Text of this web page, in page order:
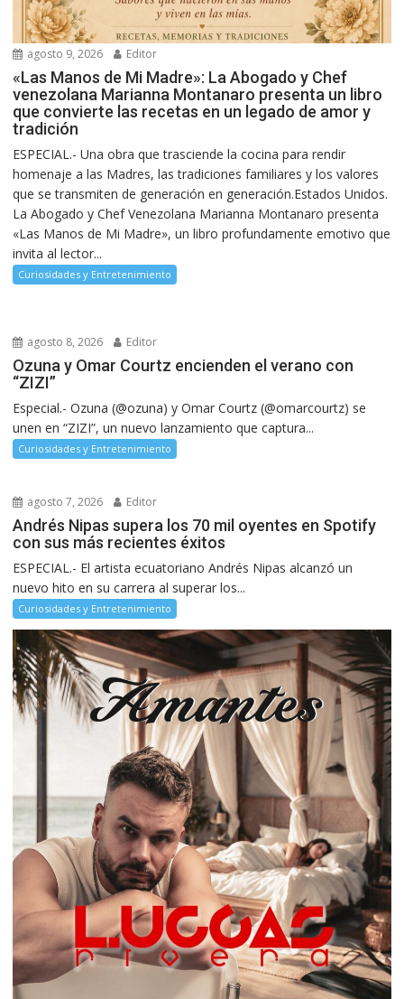
agosto 9, 2026 Editor
«Las Manos de Mi Madre»: La Abogado y Chef
venezolana Marianna Montanaro presenta un libro
que convierte las recetas en un legado de amor y
tradición
ESPECIAL.- Una obra que trasciende la cocina para rendir
homenaje a las Madres, las tradiciones familiares y los valores
que se transmiten de generación en generación.Estados Unidos.
La Abogado y Chef Venezolana Marianna Montanaro presenta
«Las Manos de Mi Madre», un libro profundamente emotivo que
invita al lector...
Curiosidades y Entretenimiento
agosto 8, 2026 Editor
Ozuna y Omar Courtz encienden el verano con
“ZIZI”
Especial.- Ozuna (@ozuna) y Omar Courtz (@omarcourtz) se
unen en “ZIZI”, un nuevo lanzamiento que captura...
Curiosidades y Entretenimiento
agosto 7, 2026 Editor
Andrés Nipas supera los 70 mil oyentes en Spotify
con sus más recientes éxitos
ESPECIAL.- El artista ecuatoriano Andrés Nipas alcanzó un
nuevo hito en su carrera al superar los...
Curiosidades y Entretenimiento